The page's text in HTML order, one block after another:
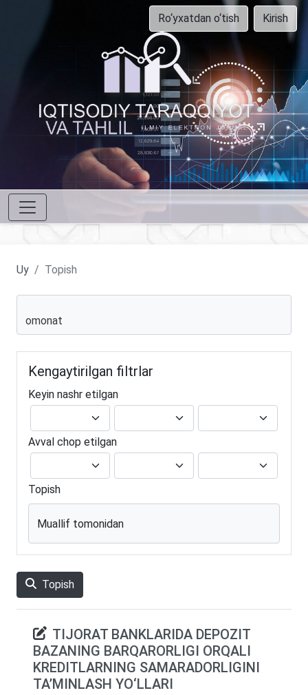
Ro‘yxatdan o‘tish Kirish
Uy Topish
Kengaytirilgan filtrlar
Keyin nashr etilgan
Avval chop etilgan
Topish
Muallif tomonidan
Topish
TIJORAT BANKLARIDA DEPOZIT
BAZANING BARQARORLIGI ORQALI
KREDITLARNING SAMARADORLIGINI
TA’MINLASH YO‘LLARI